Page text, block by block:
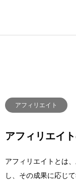
アフィリエイト
アフィリエイ
アフィリエイトとは
し、その成果に応じ